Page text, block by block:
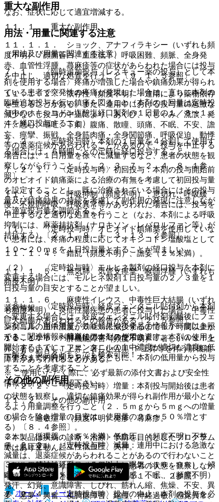
重大な副作用
１１．１． 重大な副作用
１１．１．１． ショック、アナフィラキシー（いずれも頻
度不明）：顔面蒼白、血圧低下、呼吸困難、頻脈、全身発
赤、血管性浮腫、蕁麻疹等の症状があらわれた場合には投与
を中止し、適切な処置を行うこと〔９．１．５参照〕。
１１．１．２． 依存性（頻度不明）：連用により薬物依存
を生じることがある。また、連用中における投与量の急激な
減少ないし投与の中止により、あくび、くしゃみ、流涙、発
汗、悪心、嘔吐、下痢、腹痛、散瞳、頭痛、不眠、不安、譫
妄、痙攣、振戦、全身筋肉痛・全身関節痛、呼吸促迫、動悸
等の退薬症候があらわれることがあるので、投与を中止する
場合には、１日用量を徐々に減量するなど、患者の状態を観
察しながら行うこと〔７．２．３、７．２．４、８．１参
照〕。
１１．１．３． 呼吸抑制（頻度不明）：息切れ、呼吸緩
慢、不規則呼吸、呼吸異常等があらわれた場合には、投与を
中止するなど適切な処置を行うこと（なお、本剤による呼吸
抑制には、麻薬拮抗剤（ナロキソン、レバロルファン等）が
拮抗する）〔２．１、９．１．３、１３．２参照〕。
１１．１．４． 錯乱（頻度不明）、譫妄（２％未満）。
１１．１．５． 無気肺、気管支痙攣、喉頭浮腫（いずれも
頻度不明）。
１１．１．６． 麻痺性イレウス、中毒性巨大結腸（いずれ
も頻度不明）：炎症性腸疾患の患者に投与した場合、中毒性
巨大結腸があらわれるとの報告がある〔２．５参照〕。
１１．１．７． 肝機能障害（頻度不明）：著しいＡＳＴ上
昇、著しいＡＬＴ上昇、著しいＡｌ−Ｐ上昇等を伴う肝機能
障害があらわれることがある。
その他の副作用
１１．２． その他の副作用
１）． 過敏症：（頻度不明）発疹、蕁麻疹。
２）． 循環器：（５％未満）低血圧、（頻度不明）不整
脈、血圧変動、起立性低血圧、失神。
３）． 精神神経系：（５％以上）眠気（１６．９％）、傾
眠、眩暈、（５％未満）頭痛・頭重感、不眠、（頻度不明）
発汗、幻覚、意識障害、しびれ、筋れん縮、焦燥、不安、異
夢、悪夢、興奮、視調節障害、縮瞳、神経過敏、感覚異常、
なお、症状に応じて適宜増減する。
用法・用量に関連する注意
（用法及び用量に関連する注意）
７．１． 〈臨時追加投与（レスキュー薬の投与）として本
剤を使用する場合〉疼痛が増強した場合や鎮痛効果が得られ
ている患者で突発性の疼痛が発現した場合は、直ちに本剤の
臨時追加投与を行い鎮痛を図ること（本剤の１回量は定時投
与中のオキシコドン塩酸塩経口製剤の１日量の１／８〜１／
４を経口投与すること）。
７．２． 〈定時投与時〉本剤の１日量を４分割して使用す
る場合には、６時間ごとの定時に経口投与すること。
７．２．１． 〈定時投与時〉初回投与：本剤の投与開始前
のオピオイド鎮痛薬による治療の有無を考慮して初回投与量
を設定することとし、既に治療されている場合にはその投与
量及び鎮痛効果の持続を考慮して副作用の発現に注意しなが
ら適宜投与量を調節すること。
（１）． 〈定時投与時〉オピオイド鎮痛薬を使用していな
い患者には、疼痛の程度に応じてオキシコドン塩酸塩として
１０〜２０ｍｇを１日投与量とすることが望ましい。
（２）． 〈定時投与時〉モルヒネ製剤の経口投与を本剤に
変更する場合には、モルヒネ製剤１日投与量の２／３量を１
日投与量の目安とすることが望ましい。
（３）． 〈定時投与時〉経皮フェンタニル貼付剤から本剤
へ変更する場合には、経皮フェンタニル貼付剤剥離後にフェ
ンタニルの血中濃度が５０％に減少するまで１７時間以上か
かることから、剥離直後の本剤の使用は避け、本剤の使用を
開始するまでに、フェンタニルの血中濃度が適切な濃度に低
下するまでの時間をあけるとともに、本剤の低用量から投与
することを考慮すること。
７．２．２． 〈定時投与時〉増量：本剤投与開始後は患者
の状態を観察し、適切な鎮痛効果が得られ副作用が最小とな
るよう用量調整を行うこと（２．５ｍｇから５ｍｇへの増量
の場合を除き増量の目安は、使用量の２５〜５０％増とす
る）〔８．４参照〕。
７．２．３． 〈定時投与時〉減量：連用中における急激な
減量は、退薬症候があらわれることがあるので行わないこと
（副作用等により減量する場合は、患者の状態を観察しなが
ら慎重に行うこと）〔７．２．４、１１．１．２参照〕。
７．２．４． 〈定時投与時〉投与の中止：本剤の投与を必
薬剤情報
薬剤写真、用法用量、効能効果や後発品の情報が一度に参照
でき、関連情報へ簡単にアクセスができます。
一般名、製品名どちらでも検索可能！
※ ご使用いただく際に、必ず最新の添付文書および安全性
情報も併せてご確認下さい。
※本製品は疾病の診断・治療・予防を目的としたプログラム
ではありません。
ホーム
ノート